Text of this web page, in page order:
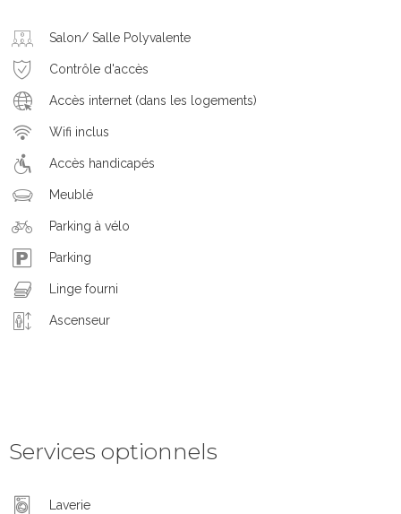
Salon/ Salle Polyvalente
Contrôle d'accès
Accès internet (dans les logements)
Wifi inclus
Accès handicapés
Meublé
Parking à vélo
Parking
Linge fourni
Ascenseur
Services optionnels
Laverie